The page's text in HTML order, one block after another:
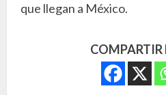
que llegan a México.